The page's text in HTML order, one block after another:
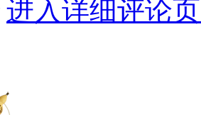
进入详细评论